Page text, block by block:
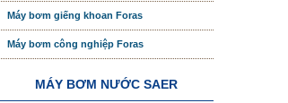
Máy bơm giếng khoan Foras
Máy bơm công nghiệp Foras
MÁY BƠM NƯỚC SAER